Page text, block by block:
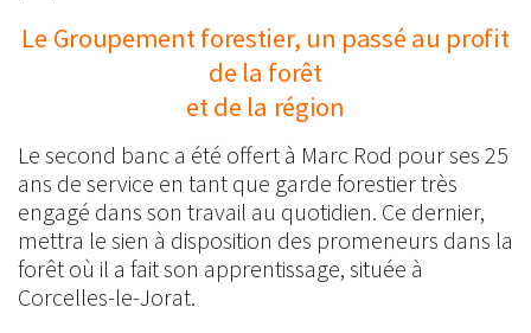
Le Groupement forestier, un passé au profit
de la forêt
et de la région
Le second banc a été offert à Marc Rod pour ses 25
ans de service en tant que garde forestier très
engagé dans son travail au quotidien. Ce dernier,
mettra le sien à disposition des promeneurs dans la
forêt où il a fait son apprentissage, située à
Corcelles-le-Jorat.